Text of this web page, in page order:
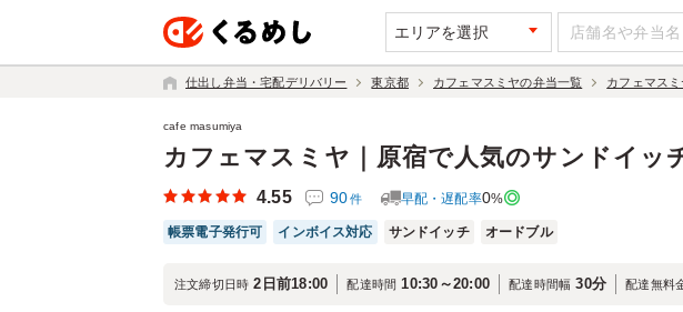
エリアを選択
仕出し弁当・宅配デリバリー 東京都 カフェマスミヤの弁当一覧 カフェマス
カフェマスミヤ｜原宿で人気のサンドイッ
cafe masumiya
4.55 90件 早配・遅配率0%
帳票電子発行可 インボイス対応 サンドイッチ オードブル
注文締切日時 2日前18:00 配達時間 10:30～20:00 配達時間幅 30分 配達無料